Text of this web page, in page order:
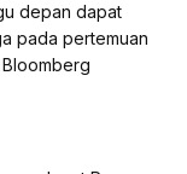
depan dapat
pada pertemuan